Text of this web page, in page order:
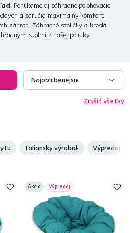
. Ponúkame aj záhradné polohovacie
a zaručia maximálny komfort.
záhrad. Záhradné stoličky a kreslá
stolmi z našej ponuky.
Najobľúbenejšie
Taliansky výrobok Výpredaj
Zrušiť všetky
Akcia Výpredaj